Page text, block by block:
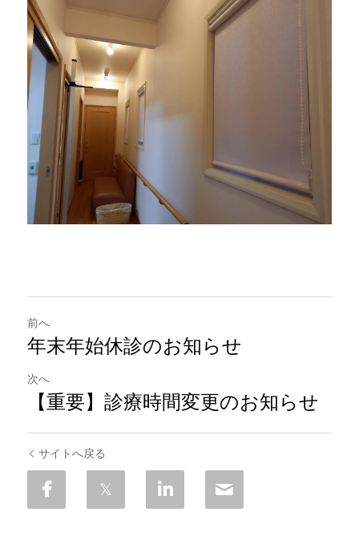
前へ
年末年始休診のお知らせ
次へ
【重要】診療時間変更のお知らせ
サイトへ戻る